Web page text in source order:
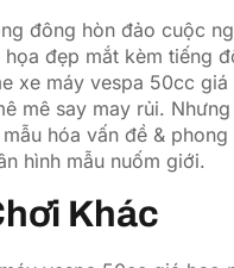
thực hơn gần như.
đông hòn đảo cuộc
đẹp mắt kèm tiếng
xe máy vespa 50cc
mê say may rủi.
hình mẫu nuốm giới.